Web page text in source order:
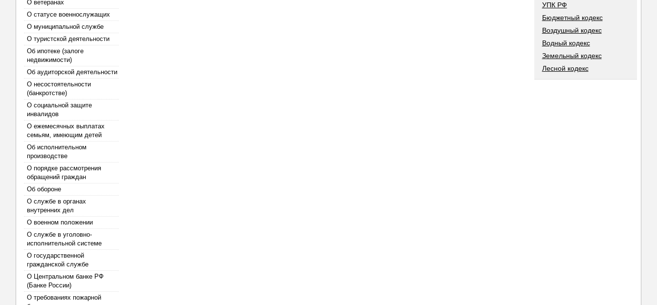
О ветеранах
О статусе военнослужащих
О муниципальной службе
О туристской деятельности
Об ипотеке (залоге
недвижимости)
Об аудиторской деятельности
О несостоятельности
(банкротстве)
О социальной защите
инвалидов
О ежемесячных выплатах
семьям, имеющим детей
Об исполнительном
производстве
О порядке рассмотрения
обращений граждан
Об обороне
О службе в органах
внутренних дел
О военном положении
О службе в уголовно-
исполнительной системе
О государственной
гражданской службе
О Центральном банке РФ
(Банке России)
О требованиях пожарной
УПК РФ
Бюджетный кодекс
Воздушный кодекс
Водный кодекс
Земельный кодекс
Лесной кодекс